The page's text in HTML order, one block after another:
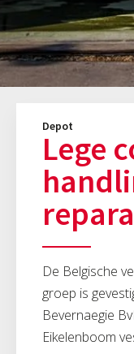
Depot
Lege
De Belgische
groep is
Bevernaegie
Eikelenboom